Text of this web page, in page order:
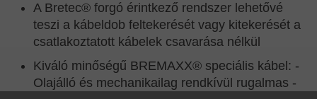
A Bretec® forgó érintkező rendszer lehetővé
teszi a kábeldob feltekerését vagy kitekerését a
csatlakoztatott kábelek csavarása nélkül
Kiváló minőségű BREMAXX® speciális kábel: -
Olajálló és mechanikailag rendkívül rugalmas -